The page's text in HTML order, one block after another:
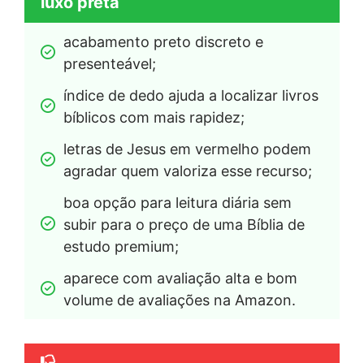
acabamento preto discreto e
presenteável;
índice de dedo ajuda a localizar livros
bíblicos com mais rapidez;
letras de Jesus em vermelho podem
agradar quem valoriza esse recurso;
boa opção para leitura diária sem
subir para o preço de uma Bíblia de
estudo premium;
aparece com avaliação alta e bom
volume de avaliações na Amazon.